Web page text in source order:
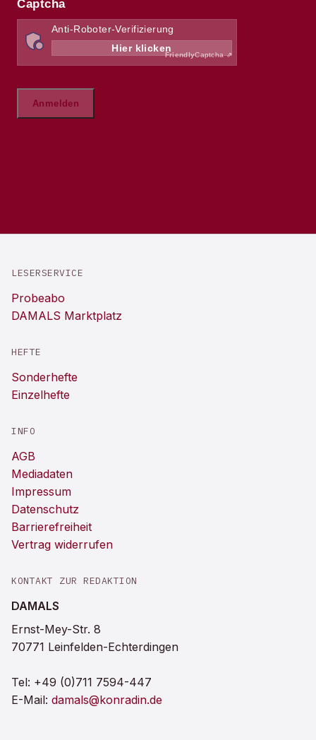
LESERSERVICE
Probeabo
DAMALS Marktplatz
HEFTE
Sonderhefte
Einzelhefte
INFO
AGB
Mediadaten
Impressum
Datenschutz
Barrierefreiheit
Vertrag widerrufen
KONTAKT ZUR REDAKTION
DAMALS
Ernst-Mey-Str. 8
70771 Leinfelden-Echterdingen
Tel: +49 (0)711 7594-447
E-Mail: damals@konradin.de